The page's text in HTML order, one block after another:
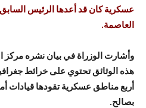
عسكرية كان قد أعدها الرئيس
العاصمة.
وأشارت الوزراة في بيان نشره مركز
هذه الوثائق تحتوي على خرائط
أربع مناطق عسكرية تقودها قيادات
بصالح.